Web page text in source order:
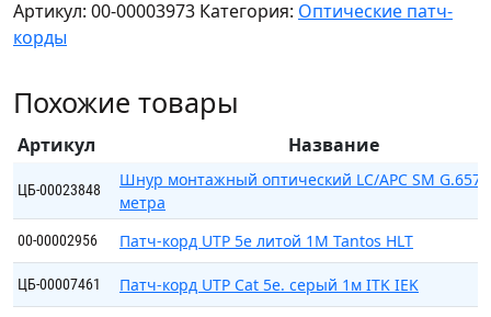
проходной
LC-
duplex
Артикул: 00-00003973 Категория: Оптические патч-
корды
Похожие товары
Артикул Название
ЦБ-00023848
Шнур монтажный оптический LC/APC SM
метра
00-00002956 Патч-корд UTP 5e литой 1М Tantos HLT
ЦБ-00007461 Патч-корд UTP Cat 5e. серый 1м ITK IEK